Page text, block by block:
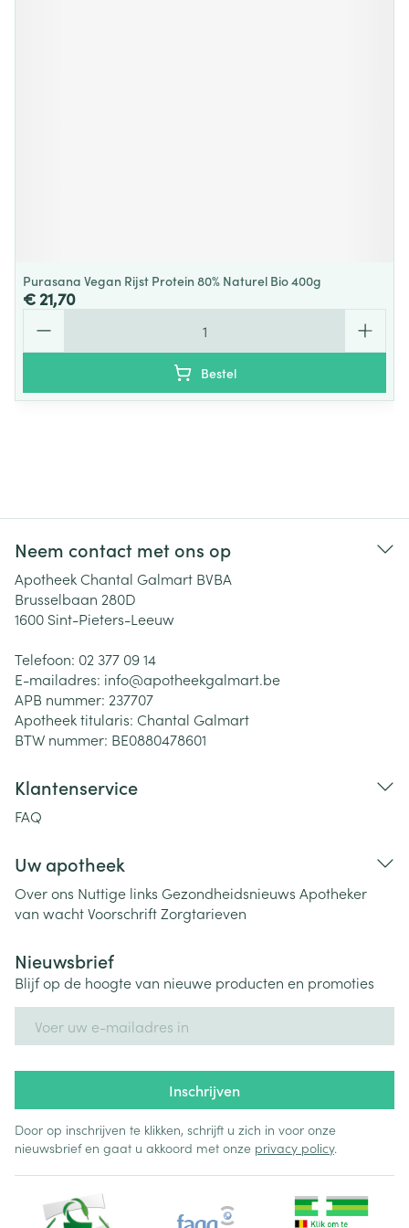
Purasana Vegan Rijst Protein 80% Naturel Bio 400g
€ 21,70
Bestel
Neem contact met ons op
Apotheek Chantal Galmart BVBA
Brusselbaan 280D
1600 Sint-Pieters-Leeuw
Telefoon: 02 377 09 14
E-mailadres: info@apotheekgalmart.be
APB nummer: 237707
Apotheek titularis: Chantal Galmart
BTW nummer: BE0880478601
Klantenservice
FAQ
Uw apotheek
Over ons Nuttige links Gezondheidsnieuws Apotheker
van wachtVoorschriftZorgtarieven
Nieuwsbrief
Blijf op de hoogte van nieuwe producten en promoties
Inschrijven
Door op inschrijven te klikken, schrijft u zich in voor onze
nieuwsbrief en gaat u akkoord met onze privacy policy.